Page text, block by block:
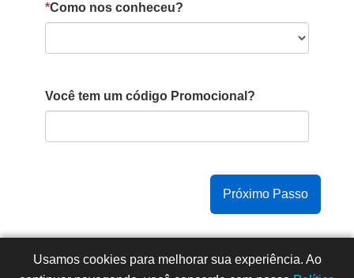
*Como nos conheceu?
Você tem um código Promocional?
- Faculdade Integrada Instituto Souza (CNPJ:
Usamos cookies para melhorar sua experiência. Ao